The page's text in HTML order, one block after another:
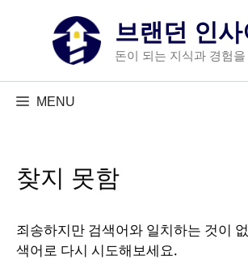
브랜던 인
돈이 되는 지식과 경험
MENU
찾지 못함
죄송하지만 검색어와 일치하는 것이
색어로 다시 시도해보세요.